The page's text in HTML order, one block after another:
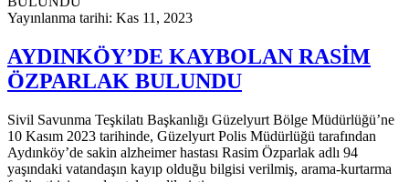
Yayınlanma tarihi: Kas 11, 2023
AYDINKÖY’DE KAYBOLAN RASİM
ÖZPARLAK BULUNDU
Sivil Savunma Teşkilatı Başkanlığı Güzelyurt Bölge Müdürlüğü’ne
10 Kasım 2023 tarihinde, Güzelyurt Polis Müdürlüğü tarafından
Aydınköy’de sakin alzheimer hastası Rasim Özparlak adlı 94
yaşındaki vatandaşın kayıp olduğu bilgisi verilmiş, arama-kurtarma